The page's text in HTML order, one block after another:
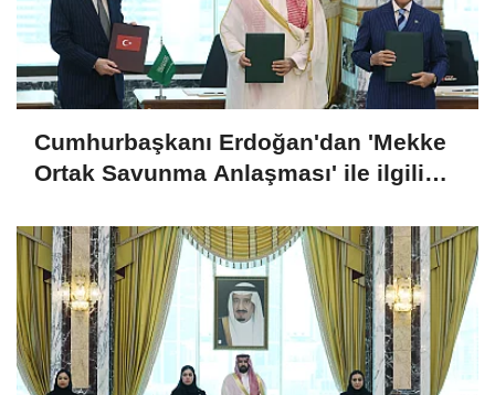
Cumhurbaşkanı Erdoğan'dan 'Mekke
Ortak Savunma Anlaşması' ile ilgili